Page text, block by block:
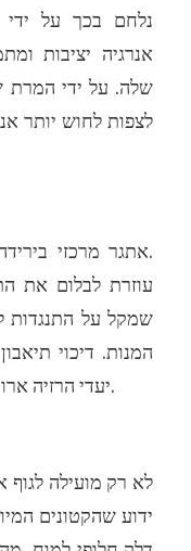
אנרגיה יציבות
שלה. על ידי המרת
לצפות לחוש יותר
אתגר מרכזי
שמקל על התנגדות
המנות. דיכוי
יעדי הרזיה ארוכי טווח ללא המאבק המתמיד ברעב.
ידוע שהקטונים